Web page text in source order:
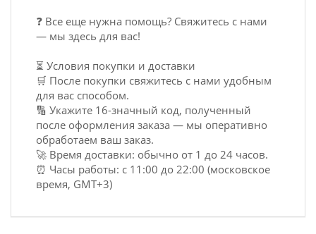
❓ Все еще нужна помощь? Свяжитесь с нами
— мы здесь для вас!
⏳ Условия покупки и доставки
🛒 После покупки свяжитесь с нами удобным
для вас способом.
🔢 Укажите 16-значный код, полученный
после оформления заказа — мы оперативно
обработаем ваш заказ.
🚀 Время доставки: обычно от 1 до 24 часов.
⏰ Часы работы: с 11:00 до 22:00 (московское
время, GMT+3)